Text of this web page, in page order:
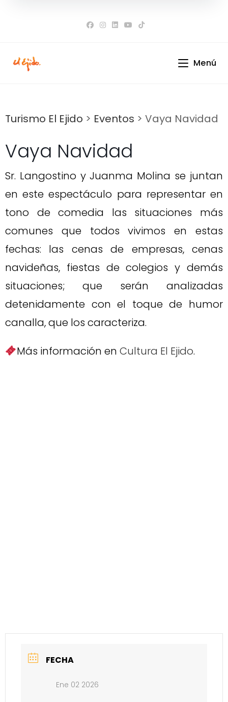
Menú
Turismo El Ejido > Eventos > Vaya Navidad
Vaya Navidad
Sr. Langostino y Juanma Molina se juntan
en este espectáculo para representar en
tono de comedia las situaciones más
comunes que todos vivimos en estas
fechas: las cenas de empresas, cenas
navideñas, fiestas de colegios y demás
situaciones; que serán analizadas
detenidamente con el toque de humor
canalla, que los caracteriza.
Más información en Cultura El Ejido.
FECHA
Ene 02 2026